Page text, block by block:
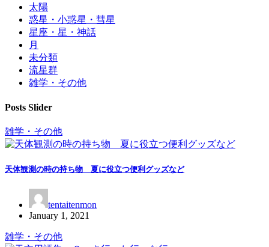
太陽
惑星・小惑星・彗星
星座・星・神話
月
未分類
流星群
雑学・その他
Posts Slider
雑学・その他
天体観測の時の持ち物 夏に役立つ便利グッズなど
tentaitenmon
January 1, 2021
雑学・その他